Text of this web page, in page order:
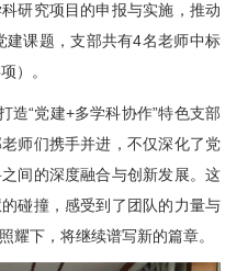
研究项目的申报与实施，推动
课题，支部共有4名老师中标
）。
造“党建+多学科协作”特色支部
师们携手并进，不仅深化了党
间的深度融合与创新发展。这
碰撞，感受到了团队的力量与
耀下，将继续谱写新的篇章。